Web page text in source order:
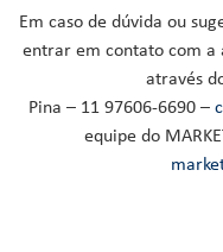
Em caso de dúvida ou
entrar em contato com a
através
Pina – 11 97606-6690 –
equipe do